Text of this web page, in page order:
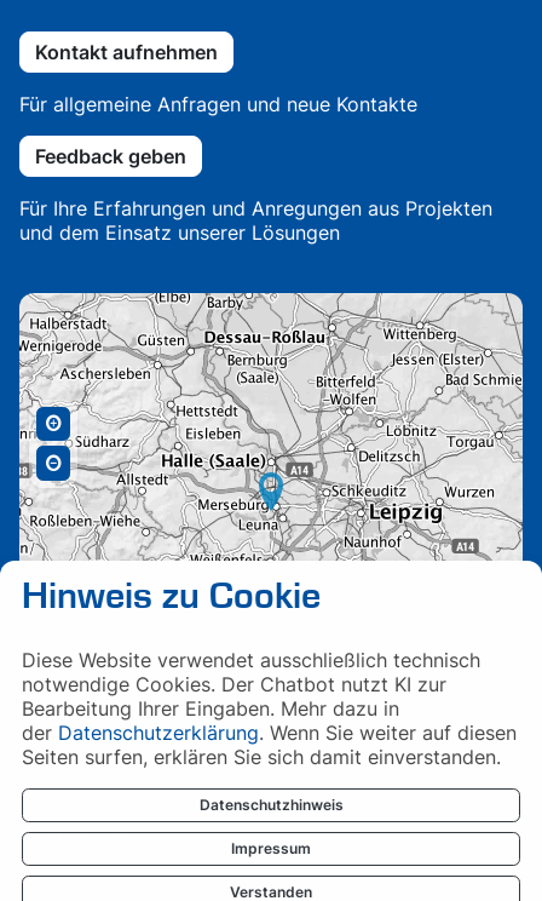
Hinweis zu Cookie
Diese Website verwendet ausschließlich technisch
notwendige Cookies. Der Chatbot nutzt KI zur
Bearbeitung Ihrer Eingaben. Mehr dazu in
der Datenschutzerklärung. Wenn Sie weiter auf diesen
Seiten surfen, erklären Sie sich damit einverstanden.
Datenschutzhinweis
Impressum
Verstanden
Kontakt aufnehmen
Für allgemeine Anfragen und neue Kontakte
Feedback geben
Für Ihre Erfahrungen und Anregungen aus Projekten
und dem Einsatz unserer Lösungen
Impressum
Datenschutzerklärung